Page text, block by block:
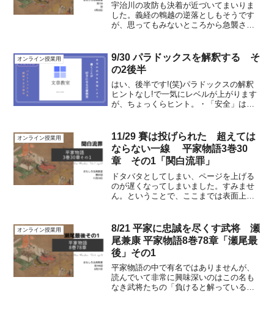
宇治川の攻防も決着が近づいてまいりま
した。義経の鵯越の逆落としもそうです
が、思ってもみないところから急襲され
と、意思統一が計れないから混乱してし
まうのでしょうね。超えら...
オンライン授業用
9/30 パラドックスを解釈する そ
の2後半
はい、後半です!(笑)パラドックスの解釈
ヒントなし!で一気にレベルが上がります
が、ちょっくらヒント。・「安全」は
完備の通路とか。そこで「危険」になる
事って、どんな場合だ...
オンライン授業用
11/29 賽は投げられた 超えては
ならない一線 平家物語3巻30
章 その1「関白流罪」
ドタバタとしてしまい、ページを上げる
のが遅くなってしまいました。すみませ
ん。ということで、ここまでは表面上何
権強奪のような暴走がここから始まるの
ですが、平家物語をここま...
オンライン授業用
8/21 平家に忠誠を尽くす武将 瀬
尾兼康 平家物語8巻78章「瀬尾最
後」その1
平家物語の中で有名ではありませんが、
読んでいて非常に興味深いのはこの名も
なき武将たちの「負けると解っているの